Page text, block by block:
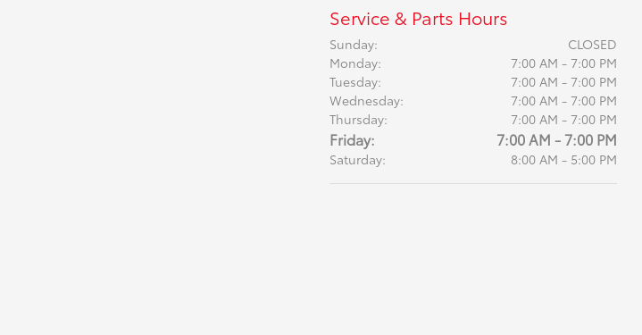
Service & Parts Hours
Sunday:
CLOSED
Monday:
7:00 AM - 7:00 PM
Tuesday:
7:00 AM - 7:00 PM
Wednesday:
7:00 AM - 7:00 PM
Thursday:
7:00 AM - 7:00 PM
Friday: 7:00 AM - 7:00 PM
Saturday: 8:00 AM - 5:00 PM